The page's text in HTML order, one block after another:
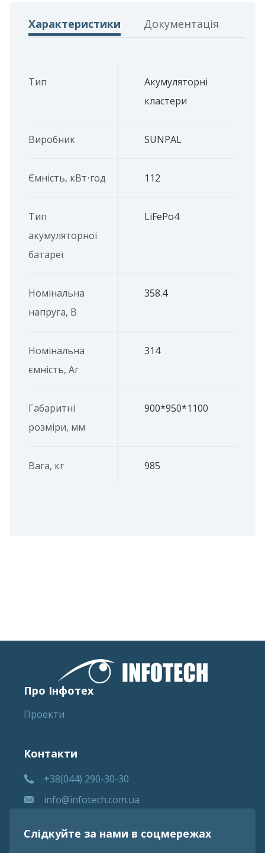
Характеристики Документація
Тип
Акумуляторні
кластери
Виробник SUNPAL
Ємність, кВт⋅год 112
Тип
акумуляторної
батареї
LiFePo4
Номінальна
напруга, В
358.4
Номінальна
ємність, Аг
314
Габаритні
розміри, мм
900*950*1100
Вага, кг 985
Про Інфотех
Проекти
Контакти
+38(044) 290-30-30
info@infotech.com.ua
Слідкуйте за нами в соцмережах